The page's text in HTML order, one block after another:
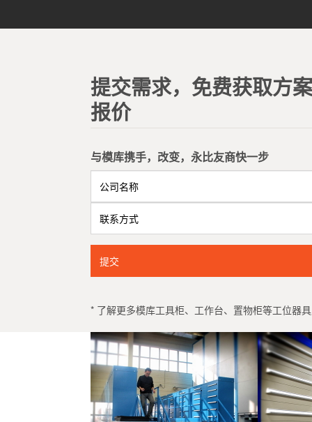
提交需求，免费获取方案
报价
与模库携手，改变，永比友商快一步
提交
* 了解更多模库工具柜、工作台、置物柜等工位器